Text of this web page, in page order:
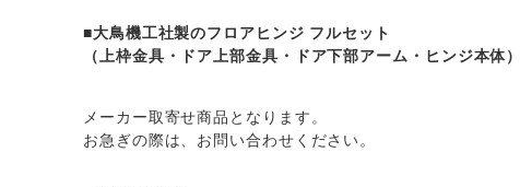
■大鳥機工社製のフロアヒンジ フルセット
（上枠金具・ドア上部金具・ドア下部アーム・ヒンジ本体）
メーカー取寄せ商品となります。
お急ぎの際は、お問い合わせください。